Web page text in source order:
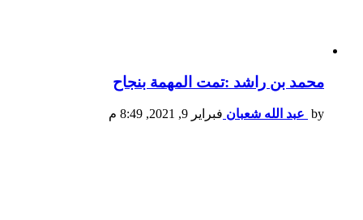
محمد بن راشد :تمت المهمة بنجاح
by عبد الله شعبان فبراير 9, 2021, 8:49 م